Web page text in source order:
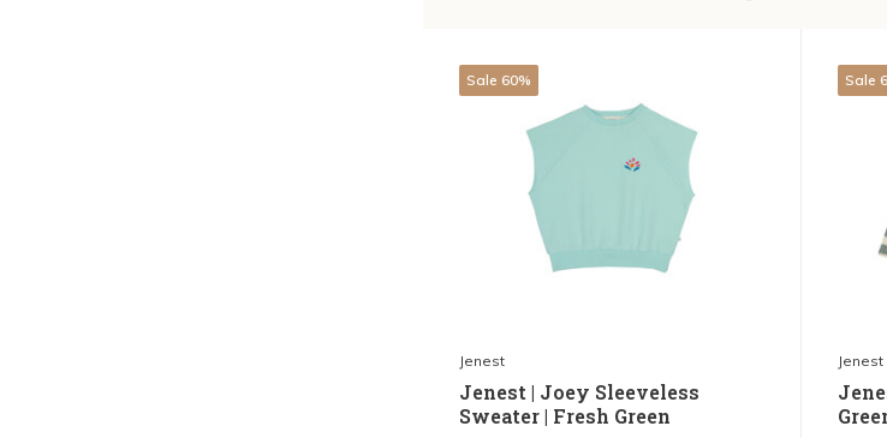
Sale 60%
Jenest
Jenest | Joey Sleeveless
Sweater | Fresh Green
Sale
Jenest